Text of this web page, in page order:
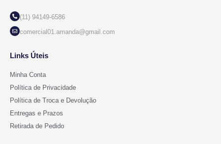
(11) 94149-6586
comercial01.amanda@gmail.com
Links Úteis
Minha Conta
Política de Privacidade
Política de Troca e Devolução
Entregas e Prazos
Retirada de Pedido